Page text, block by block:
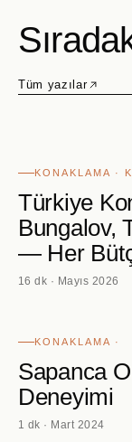
Tüm yazılar
KONAKLAMA ·
Türkiye
Bungalov,
— Her
16 dk · Mayıs 2026
KONAKLAMA ·
Sapanca
Deneyimi
1 dk · Mart 2024